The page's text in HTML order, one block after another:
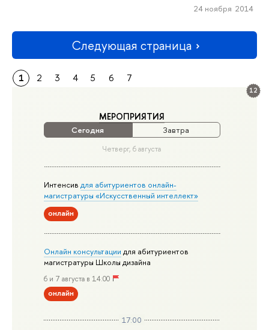
12
МЕРОПРИЯТИЯ
Сегодня Завтра
Четверг, 6 августа
Интенсивдля абитуриентов онлайн-
магистратуры «Искусственный интеллект»
онлайн
Онлайн консультации для абитуриентов
магистратуры Школы дизайна
6 и 7 августа в 14:00
онлайн
17:00
24 ноября 2014
Следующая страница
1 2 3 4 5 6 7